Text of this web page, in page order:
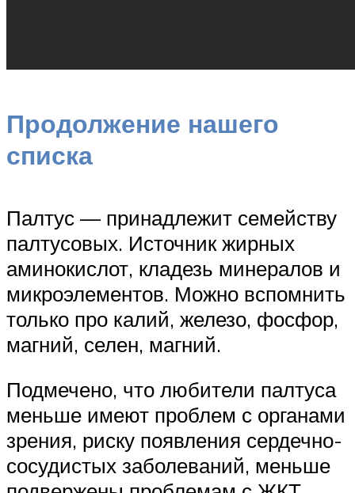
Продолжение нашего
списка
Палтус — принадлежит семейству
палтусовых. Источник жирных
аминокислот, кладезь минералов и
микроэлементов. Можно вспомнить
только про калий, железо, фосфор,
магний, селен, магний.
Подмечено, что любители палтуса
меньше имеют проблем с органами
зрения, риску появления сердечно-
сосудистых заболеваний, меньше